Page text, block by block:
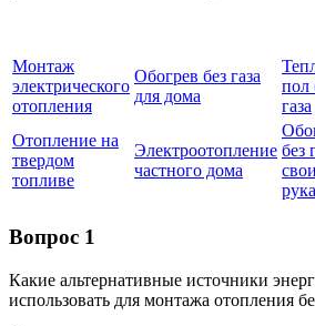
Монтаж
электрического
отопления
Обогрев без газа
для дома
пол
газа
Отопление на
твердом
топливе
Электроотопление
частного дома
без
Вопрос 1
Какие альтернативные источники
использовать для монтажа отопления